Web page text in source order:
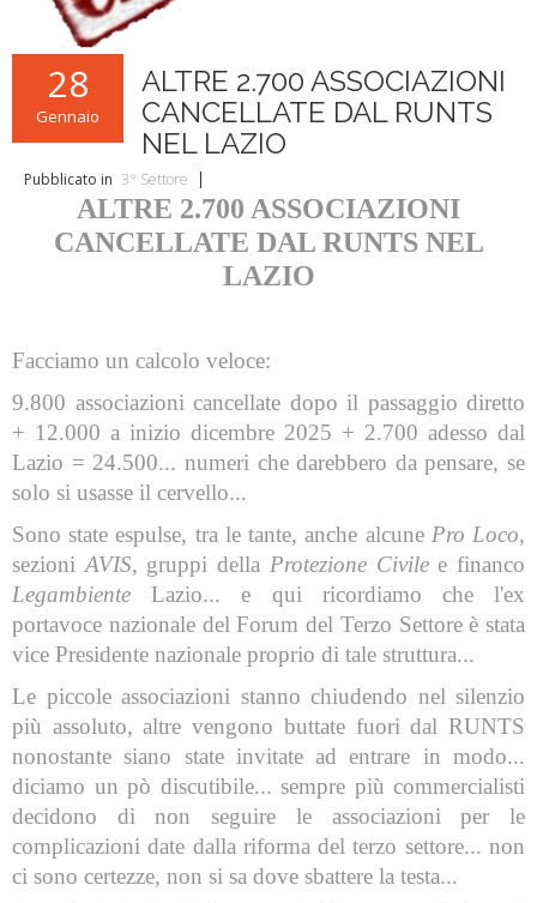
28
Gennaio
ALTRE 2.700 ASSOCIAZIONI
CANCELLATE DAL RUNTS
NEL LAZIO
Pubblicato in 3° Settore
ALTRE 2.700 ASSOCIAZIONI
CANCELLATE DAL RUNTS NEL
LAZIO
Facciamo un calcolo veloce:
9.800 associazioni cancellate dopo il passaggio diretto
+ 12.000 a inizio dicembre 2025 + 2.700 adesso dal
Lazio = 24.500... numeri che darebbero da pensare, se
solo si usasse il cervello...
Sono state espulse, tra le tante, anche alcune Pro Loco,
sezioni AVIS, gruppi della Protezione Civilee financo
Legambiente Lazio... e qui ricordiamo che l'ex
portavoce nazionale del Forum del Terzo Settore è stata
vice Presidente nazionale proprio di tale struttura...
Le piccole associazioni stanno chiudendo nel silenzio
più assoluto, altre vengono buttate fuori dal RUNTS
nonostante siano state invitate ad entrare in modo...
diciamo un pò discutibile... sempre più commercialisti
decidono di non seguire le associazioni per le
complicazioni date dalla riforma del terzo settore... non
ci sono certezze, non si sa dove sbattere la testa...
Legislativa
Didattica
Brani d'obbligo 2008
Linee guida letteratura bandistica
RISORSE PER I COMPOSITORI
Brani da concorso